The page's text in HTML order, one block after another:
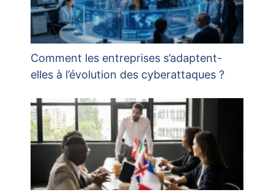
Comment les entreprises s’adaptent-
elles à l’évolution des cyberattaques ?